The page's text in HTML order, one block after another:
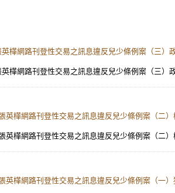
樺網路刊登性交易之訊息違反兒少條例案（三）
樺網路刊登性交易之訊息違反兒少條例案（三
英樺網路刊登性交易之訊息違反兒少條例案（二
英樺網路刊登性交易之訊息違反兒少條例案（二
英樺網路刊登性交易之訊息違反兒少條例案（一